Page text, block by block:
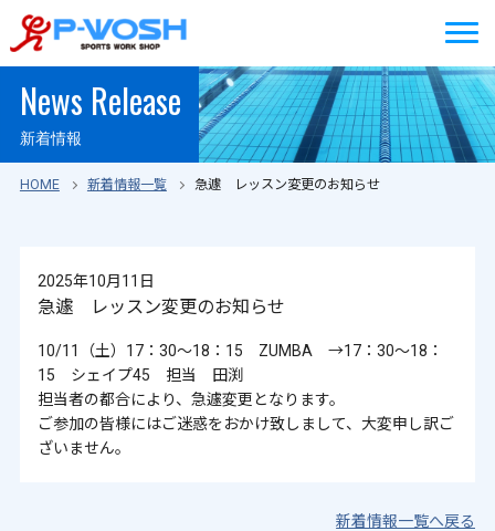
News Release
新着情報
HOME 新着情報一覧 急遽 レッスン変更のお知らせ
2025年10月11日
急遽 レッスン変更のお知らせ
10/11（土）17：30～18：15 ZUMBA →17：30～18：
15 シェイプ45 担当 田渕
担当者の都合により、急遽変更となります。
ご参加の皆様にはご迷惑をおかけ致しまして、大変申し訳ご
ざいません。
新着情報一覧へ戻る